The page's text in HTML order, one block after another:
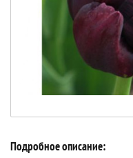
Подробное описание: